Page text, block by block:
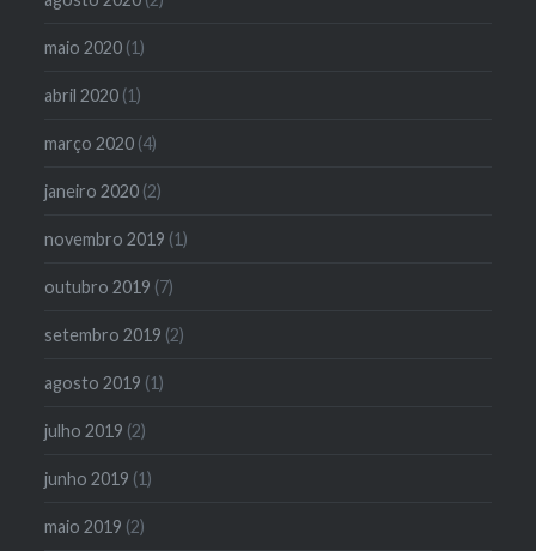
maio 2020 (1)
abril 2020 (1)
março 2020 (4)
janeiro 2020 (2)
novembro 2019 (1)
outubro 2019 (7)
setembro 2019 (2)
agosto 2019 (1)
julho 2019 (2)
junho 2019 (1)
maio 2019 (2)